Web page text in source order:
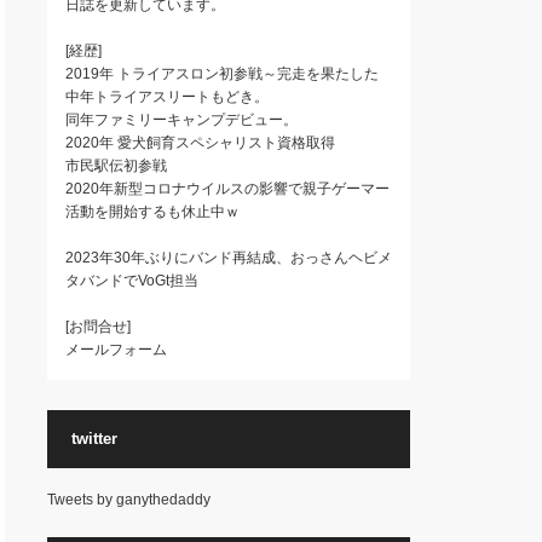
日誌を更新しています。
[経歴]
2019年 トライアスロン初参戦～完走を果たした
中年トライアスリートもどき。
同年ファミリーキャンプデビュー。
2020年 愛犬飼育スペシャリスト資格取得
市民駅伝初参戦
2020年新型コロナウイルスの影響で親子ゲーマー
活動を開始するも休止中ｗ
2023年30年ぶりにバンド再結成、おっさんヘビメ
タバンドでVoGt担当
[お問合せ]
メールフォーム
twitter
Tweets by ganythedaddy